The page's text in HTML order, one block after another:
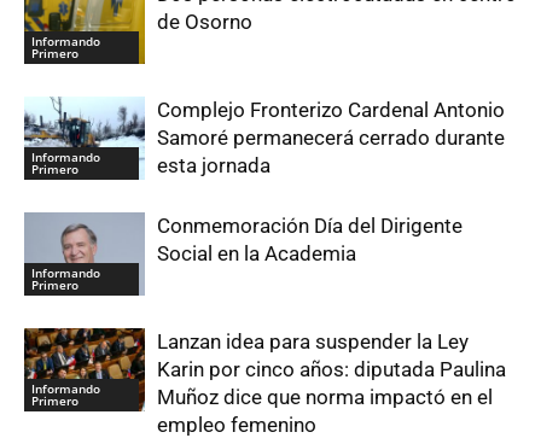
Informando
Primero
de Osorno
Informando
Primero
Complejo Fronterizo Cardenal Antonio
Samoré permanecerá cerrado durante
esta jornada
Informando
Primero
Conmemoración Día del Dirigente
Social en la Academia
Informando
Primero
Lanzan idea para suspender la Ley
Karin por cinco años: diputada Paulina
Muñoz dice que norma impactó en el
empleo femenino